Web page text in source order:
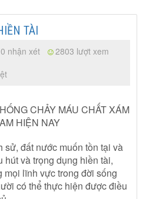
TÀI
0 nhận xét
2803 lượt xem
CHẢY MÁU CHẤT XÁM
HIỆN NAY
sử, đất nước muốn tồn tại và
hút và trọng dụng hiền tài,
mọi lĩnh vực trong đời sống
có thể thực hiện được điều